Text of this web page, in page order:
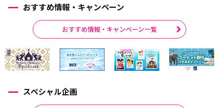
おすすめ情報・キャンペーン
おすすめ情報・キャンペーン一覧
スペシャル企画